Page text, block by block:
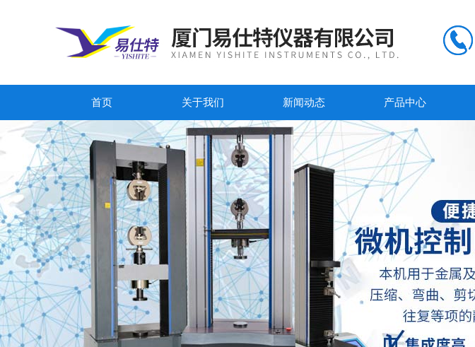
首页 关于我们 新闻动态 产品中心